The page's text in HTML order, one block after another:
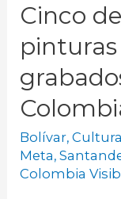
Cinco
Bolívar,Cultura
Meta,
Colombia